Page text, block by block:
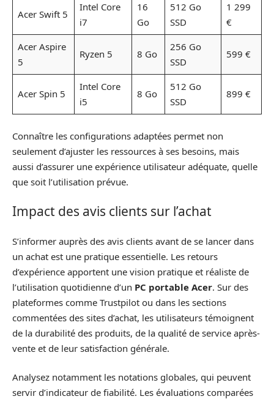
Acer Swift 5
Intel Core
i7
16
Go
512 Go
SSD
1 299
€
Acer Aspire
5
Ryzen 5 8 Go
256 Go
SSD
599 €
Acer Spin 5
Intel Core
i5
8 Go
512 Go
SSD
899 €
Connaître les configurations adaptées permet non
seulement d’ajuster les ressources à ses besoins, mais
aussi d’assurer une expérience utilisateur adéquate, quelle
que soit l’utilisation prévue.
Impact des avis clients sur l’achat
S’informer auprès des avis clients avant de se lancer dans
un achat est une pratique essentielle. Les retours
d’expérience apportent une vision pratique et réaliste de
l’utilisation quotidienne d’un PC portable Acer. Sur des
plateformes comme Trustpilot ou dans les sections
commentées des sites d’achat, les utilisateurs témoignent
de la durabilité des produits, de la qualité de service après-
vente et de leur satisfaction générale.
Analysez notamment les notations globales, qui peuvent
servir d’indicateur de fiabilité. Les évaluations comparées